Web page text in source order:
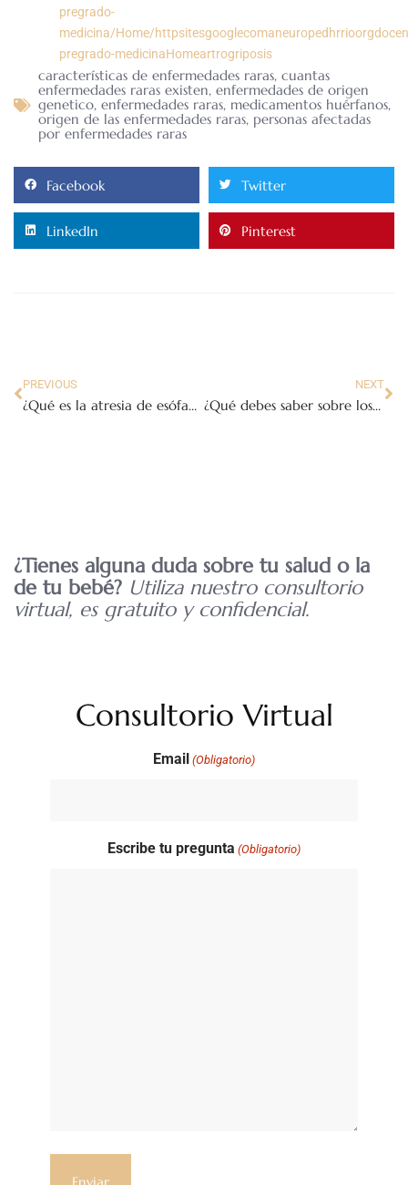
pregrado-
medicina/Home/
pregrado-medicinaHomeartrogriposis
características de enfermedades raras, cuantas
enfermedades raras existen, enfermedades de origen
genetico, enfermedades raras, medicamentos huérfanos,
origen de las enfermedades raras, personas afectadas
por enfermedades raras
Facebook Twitter
LinkedIn Pinterest
PREVIOUS
¿Qué es la atresia de esófago?
NEXT
¿Qué debes saber sobre los anticoagulantes y el embarazo?
¿Tienes alguna duda sobre tu salud o la
de tu bebé? Utiliza nuestro consultorio
virtual, es gratuito y confidencial.
Consultorio Virtual
Email (Obligatorio)
Escribe tu pregunta (Obligatorio)